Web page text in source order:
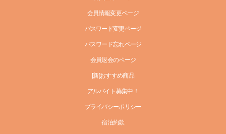
会員情報変更ページ
パスワード変更ページ
パスワード忘れページ
会員退会のページ
[新]おすすめ商品
アルバイト募集中！
プライバシーポリシー
宿泊約款